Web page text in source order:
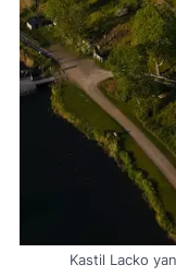
Kastil Lacko